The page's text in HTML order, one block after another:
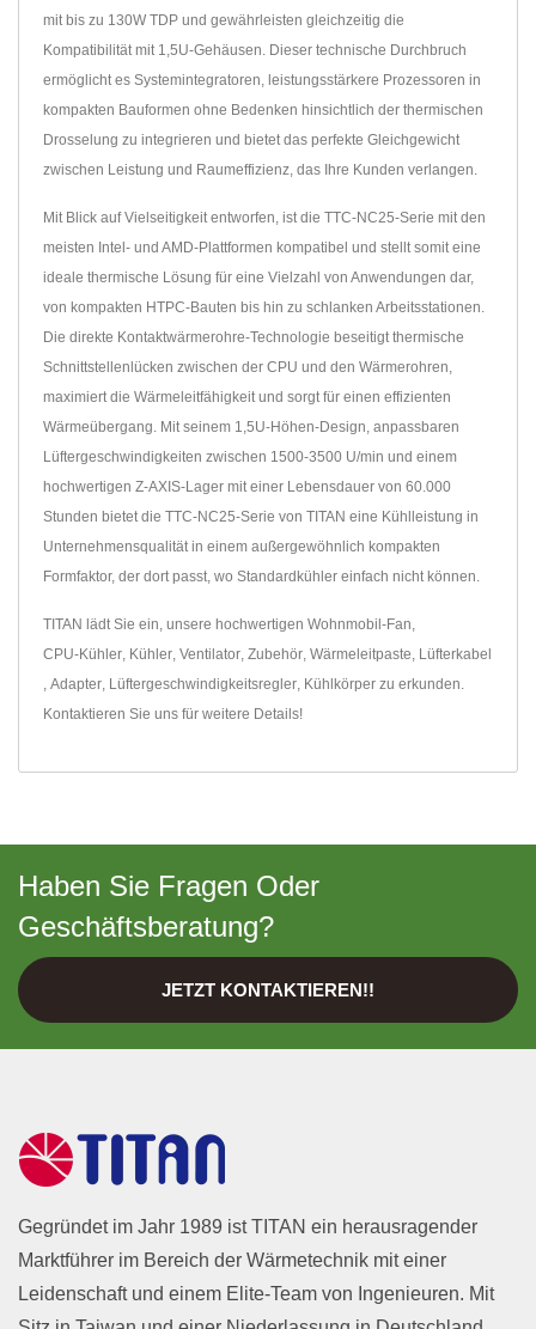
mit bis zu 130W TDP und gewährleisten gleichzeitig die
Kompatibilität mit 1,5U-Gehäusen. Dieser technische Durchbruch
ermöglicht es Systemintegratoren, leistungsstärkere Prozessoren in
kompakten Bauformen ohne Bedenken hinsichtlich der thermischen
Drosselung zu integrieren und bietet das perfekte Gleichgewicht
zwischen Leistung und Raumeffizienz, das Ihre Kunden verlangen.
Mit Blick auf Vielseitigkeit entworfen, ist die TTC-NC25-Serie mit den
meisten Intel- und AMD-Plattformen kompatibel und stellt somit eine
ideale thermische Lösung für eine Vielzahl von Anwendungen dar,
von kompakten HTPC-Bauten bis hin zu schlanken Arbeitsstationen.
Die direkte Kontaktwärmerohre-Technologie beseitigt thermische
Schnittstellenlücken zwischen der CPU und den Wärmerohren,
maximiert die Wärmeleitfähigkeit und sorgt für einen effizienten
Wärmeübergang. Mit seinem 1,5U-Höhen-Design, anpassbaren
Lüftergeschwindigkeiten zwischen 1500-3500 U/min und einem
hochwertigen Z-AXIS-Lager mit einer Lebensdauer von 60.000
Stunden bietet die TTC-NC25-Serie von TITAN eine Kühlleistung in
Unternehmensqualität in einem außergewöhnlich kompakten
Formfaktor, der dort passt, wo Standardkühler einfach nicht können.
TITAN lädt Sie ein, unsere hochwertigen Wohnmobil-Fan,
CPU-Kühler, Kühler, Ventilator, Zubehör, Wärmeleitpaste, Lüfterkabel
, Adapter, Lüftergeschwindigkeitsregler, Kühlkörper zu erkunden.
Kontaktieren Sie uns für weitere Details!
Haben Sie Fragen Oder
Geschäftsberatung?
JETZT KONTAKTIEREN!!
Gegründet im Jahr 1989 ist TITAN ein herausragender
Marktführer im Bereich der Wärmetechnik mit einer
Leidenschaft und einem Elite-Team von Ingenieuren. Mit